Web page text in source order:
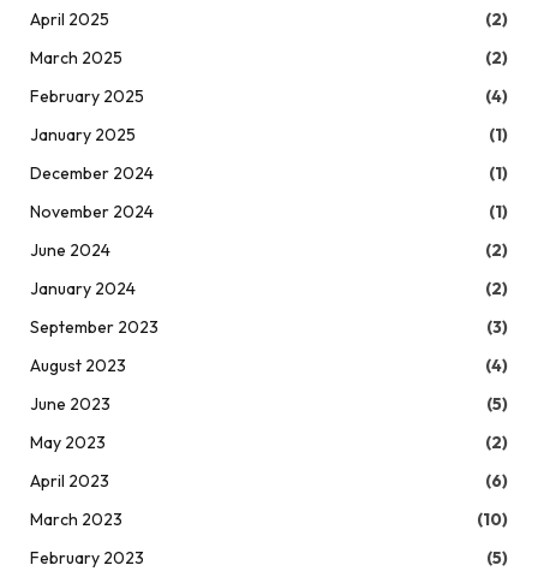
April 2025
(2)
March 2025
(2)
February 2025
(4)
January 2025
(1)
December 2024
(1)
November 2024
(1)
June 2024
(2)
January 2024
(2)
September 2023
(3)
August 2023
(4)
June 2023
(5)
May 2023
(2)
April 2023
(6)
March 2023
(10)
February 2023
(5)